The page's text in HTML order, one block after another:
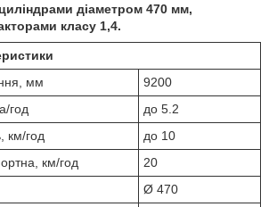
діаметром 470 мм,
класу 1,4.
мм
9200
год
до 5.2
км/год
до 10
км/год
20
Ø 470